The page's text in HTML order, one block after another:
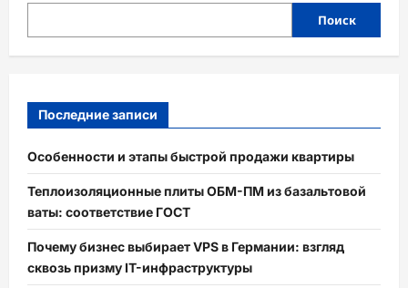
Поиск
Последние записи
Особенности и этапы быстрой продажи квартиры
Теплоизоляционные плиты ОБМ-ПМ из базальтовой
ваты: соответствие ГОСТ
Почему бизнес выбирает VPS в Германии: взгляд
сквозь призму IT-инфраструктуры